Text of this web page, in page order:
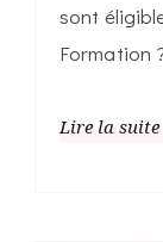
sont
Formation
Lire la suite